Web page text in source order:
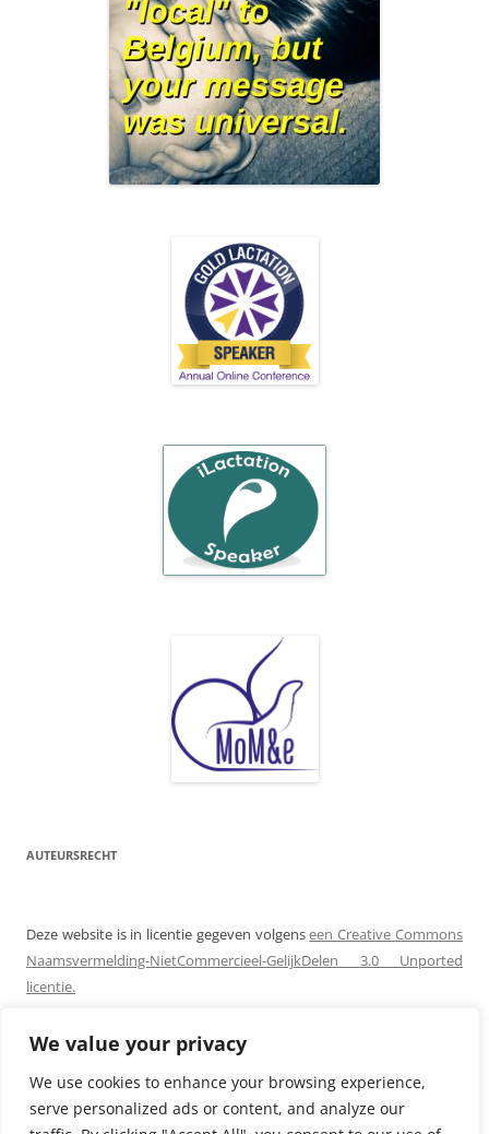
We value your privacy
We use cookies to enhance your browsing experience,
serve personalized ads or content, and analyze our
AUTEURSRECHT
Deze website is in licentie gegeven volgenseen Creative Commons
Naamsvermelding-NietCommercieel-GelijkDelen 3.0 Unported
licentie.
Toestemming met betrekking tot rechten die niet onder deze
Nauwelaerts!